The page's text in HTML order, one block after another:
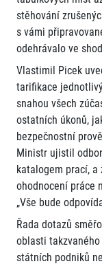
stěhování
s vámi
odehrávalo ve
Vlastimil Picek
tarifikace
snahou všech
ostatních úkonů,
bezpečnostní
Ministr ujistil
katalogem prací,
ohodnocení práce
„Vše bude
Řada dotazů
oblasti
státních podniků